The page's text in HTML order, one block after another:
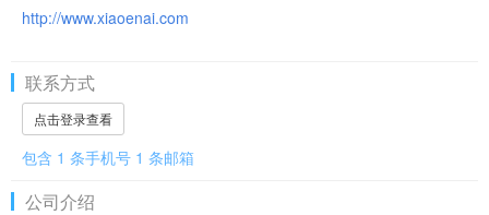
http://www.xiaoenai.com
联系方式
点击登录查看
包含 1 条手机号 1 条邮箱
公司介绍